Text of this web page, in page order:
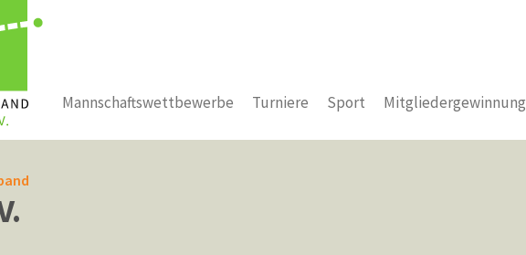
Mannschaftswettbewerbe Turniere Sport Mitgliedergewinnung